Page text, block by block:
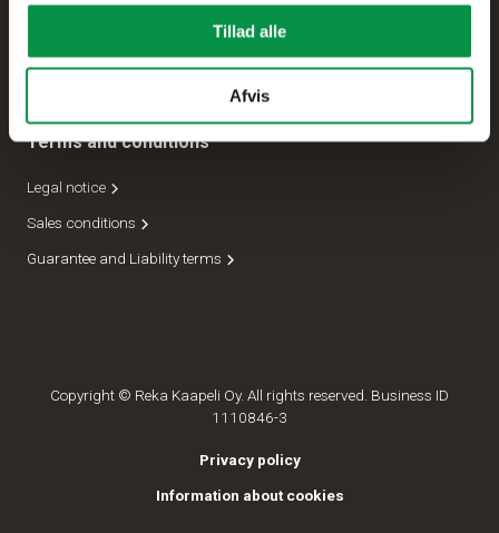
Tillad alle
Afvis
Lederskab
Terms and conditions
Legal notice
Sales conditions
Guarantee and Liability terms
Copyright © Reka Kaapeli Oy. All rights reserved. Business ID
1110846-3
Privacy policy
Information about cookies